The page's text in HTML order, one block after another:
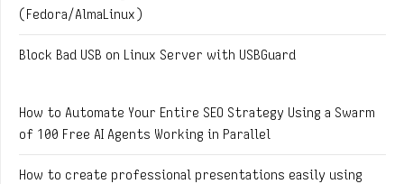
(Fedora/AlmaLinux)
Block Bad USB on Linux Server with USBGuard
How to Automate Your Entire SEO Strategy Using a Swarm
of 100 Free AI Agents Working in Parallel
How to create professional presentations easily using